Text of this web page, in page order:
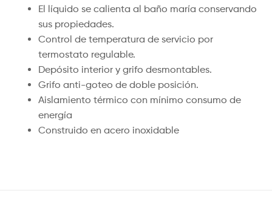
El líquido se calienta al baño maría conservando
sus propiedades.
Control de temperatura de servicio por
termostato regulable.
Depósito interior y grifo desmontables.
Grifo anti-goteo de doble posición.
Aislamiento térmico con mínimo consumo de
energía
Construido en acero inoxidable